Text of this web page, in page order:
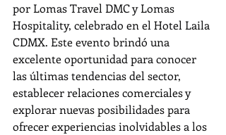
por Lomas Travel DMC y Lomas
Hospitality, celebrado en el Hotel Laila
CDMX. Este evento brindó una
excelente oportunidad para conocer
las últimas tendencias del sector,
establecer relaciones comerciales y
explorar nuevas posibilidades para
ofrecer experiencias inolvidables a los